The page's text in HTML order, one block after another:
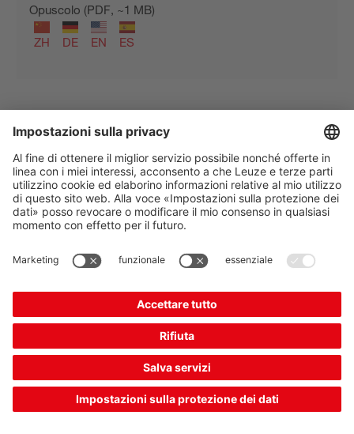
Opuscolo (PDF, ~1 MB)
ZH DE EN ES
Lista articoli
Selettore di prodotti
Filtro
Lista dei risultati: 1109 prodotti
trovati
1 2 3 93
Prodotto combinato